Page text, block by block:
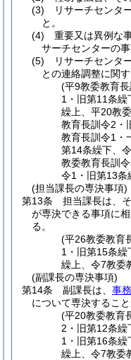
(3)
リサーチセンタ
と。
(4)
重要又は異例な
サーチセンターの
(5)
リサーチセンタ
との連絡調整に関す
(平9教委教育
1・旧第11条繰
繰上、平20教
教育長訓令2・
教育長訓令1・
第14条繰下、
教委教育長訓
令1・旧第13条
(担当課長の専決事項)
第13条
担当課長は、
が専決できる事項に
る。
(平26教委教育
1・旧第15条繰
繰上、令7教委
(副課長の専決事項)
第14条
副課長は、 事
について専決すること
(平20教委教育
2・旧第12条繰
1・旧第16条繰
繰上、令7教委